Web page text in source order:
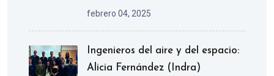
febrero 04, 2025
Ingenieros del aire y del espacio:
Alicia Fernández (Indra)